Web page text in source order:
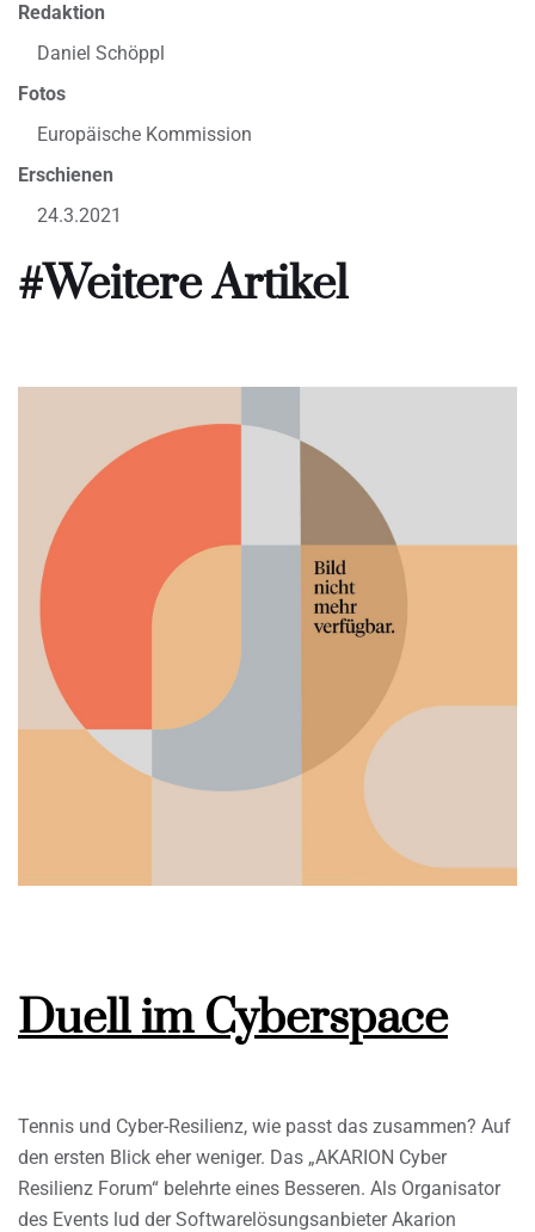
Redaktion
Daniel Schöppl
Fotos
Europäische Kommission
Erschienen
24.3.2021
#Weitere Artikel
Duell im Cyberspace
Tennis und Cyber-Resilienz, wie passt das zusammen? Auf
den ersten Blick eher weniger. Das „AKARION Cyber
Resilienz Forum“ belehrte eines Besseren. Als Organisator
des Events lud der Softwarelösungsanbieter Akarion